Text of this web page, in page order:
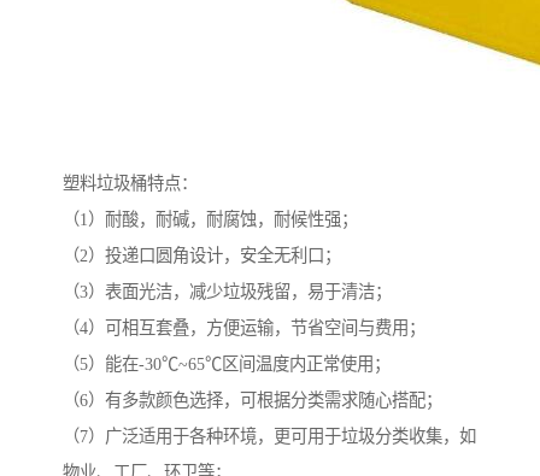
塑料垃圾桶特点：
（1）耐酸，耐碱，耐腐蚀，耐候性强；
（2）投递口圆角设计，安全无利口；
（3）表面光洁，减少垃圾残留，易于清洁；
（4）可相互套叠，方便运输，节省空间与费用；
（5）能在-30℃~65℃区间温度内正常使用；
（6）有多款颜色选择，可根据分类需求随心搭配；
（7）广泛适用于各种环境，更可用于垃圾分类收集，如